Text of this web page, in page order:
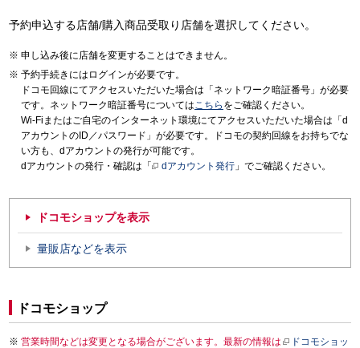
予約申込する店舗/購入商品受取り店舗を選択してください。
申し込み後に店舗を変更することはできません。
予約手続きにはログインが必要です。
ドコモ回線にてアクセスいただいた場合は「ネットワーク暗証番号」が必要
です。ネットワーク暗証番号についてはこちら をご確認ください。
Wi-Fiまたはご自宅のインターネット環境にてアクセスいただいた場合は「d
アカウントのID／パスワード」が必要です。ドコモの契約回線をお持ちでな
い方も、dアカウントの発行が可能です。
dアカウントの発行・確認は「
dアカウント発行 」でご確認ください。
ドコモショップを表示
量販店などを表示
ドコモショップ
営業時間などは変更となる場合がございます。最新の情報は
ドコモショッ